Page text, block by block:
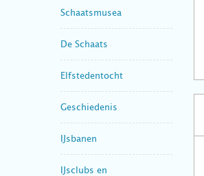
Schaatsmusea
De Schaats
Elfstedentocht
Geschiedenis
IJsbanen
IJsclubs en